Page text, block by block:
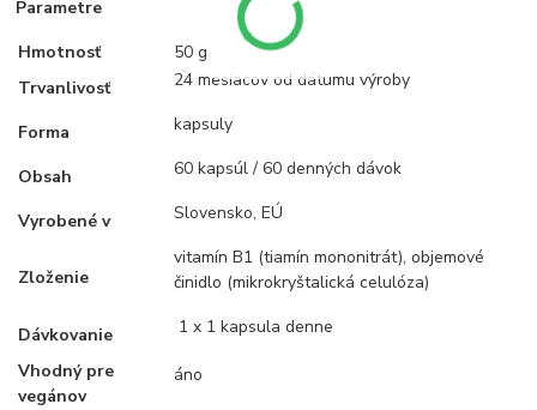
Parametre
Hmotnosť
50 g
Trvanlivosť
24 mesiacov od dátumu výroby
Forma kapsuly
Obsah 60 kapsúl / 60 denných dávok
Vyrobené v Slovensko, EÚ
Zloženie
vitamín B1 (tiamín mononitrát), objemové
činidlo (mikrokryštalická celulóza)
Dávkovanie
1 x 1 kapsula denne
Vhodný pre
vegánov
áno